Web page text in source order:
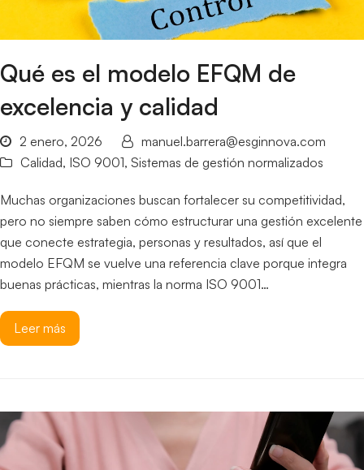
Qué es el modelo EFQM de
excelencia y calidad
2 enero, 2026
manuel.barrera@esginnova.com
Calidad, ISO 9001, Sistemas de gestión normalizados
Muchas organizaciones buscan fortalecer su competitividad,
pero no siempre saben cómo estructurar una gestión excelente
que conecte estrategia, personas y resultados, así que el
modelo EFQM se vuelve una referencia clave porque integra
buenas prácticas, mientras la norma ISO 9001…
Leer más